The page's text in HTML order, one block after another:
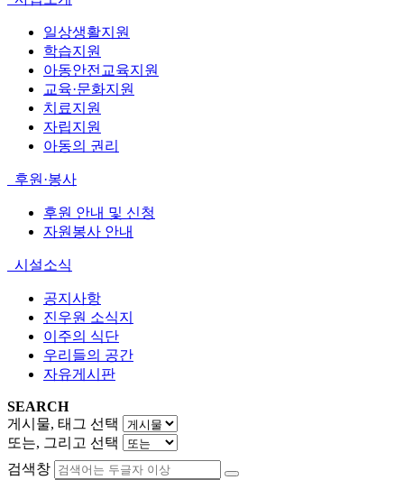
일상생활지원
학습지원
아동안전교육지원
교육·문화지원
치료지원
자립지원
아동의 권리
후원·봉사
후원 안내 및 신청
자원봉사 안내
시설소식
공지사항
진우원 소식지
이주의 식단
우리들의 공간
자유게시판
SEARCH
게시물, 태그 선택
또는, 그리고 선택
검색창